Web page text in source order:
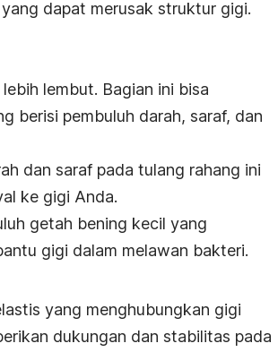
yang dapat merusak struktur gigi.
lembut. Bagian ini bisa
berisi pembuluh darah, saraf, dan
dan saraf pada tulang rahang ini
ke gigi Anda.
getah bening kecil yang
gigi dalam melawan bakteri.
yang menghubungkan gigi
dukungan dan stabilitas pada